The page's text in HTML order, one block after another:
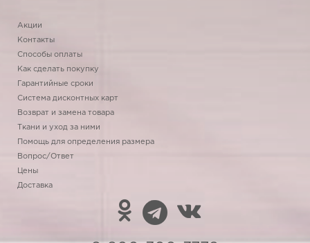
Акции
Контакты
Способы оплаты
Как сделать покупку
Гарантийные сроки
Система дисконтных карт
Возврат и замена товара
Ткани и уход за ними
Помощь для определения размера
Вопрос/Ответ
Цены
Доставка